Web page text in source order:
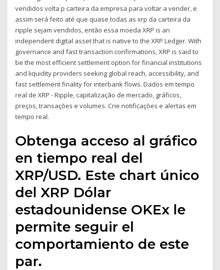
vendidos volta p carteira da empresa para voltar a vender, e
assim será feito até que quase todas as xrp da carteira da
ripple sejam vendidos, então essa moeda XRP is an
independent digital asset that is native to the XRP Ledger. With
governance and fast transaction confirmations, XRP is said to
be the most efficient settlement option for financial institutions
and liquidity providers seeking global reach, accessibility, and
fast settlement finality for interbank flows. Dados em tempo
real de XRP - Ripple, capitalização de mercado, gráficos,
preços, transações e volumes. Crie notificações e alertas em
tempo real.
Obtenga acceso al gráfico
en tiempo real del
XRP/USD. Este chart único
del XRP Dólar
estadounidense OKEx le
permite seguir el
comportamiento de este
par.